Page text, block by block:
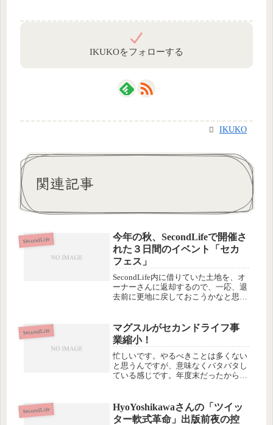
IKUKOをフォローする
IKUKO
関連記事
SecondLife
今年の秋、SecondLifeで開催さ
れた３日間のイベント「セカ
フェス」
SecondLife内に借りていた土地を、オ
ーナーさんに返却するので、一応、退
去前に更地に戻しておこうかなと思っ
にあるオブジェクトは持ち主のところ
に返却されて消えます。私の...
SecondLife
マグスルがセカンドライフ事
業縮小！
忙しいです。やるべきことは多くない
と思うんですが、意味なくバタバタし
ている感じです。年度末だったからで
スルからお知らせが出ました。セカン
ドライフ事業縮...
SecondLife
HyoYoshikawaさんの「ツイッ
ター軟式革命」出版前夜の控